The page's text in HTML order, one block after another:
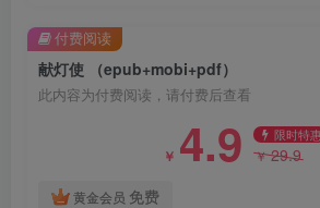
献灯使 （epub+mobi+pdf）
此内容为付费阅读，请付费后查看
￥ 4.9 限时特
￥29.9
黄金会员 免费
付费阅读